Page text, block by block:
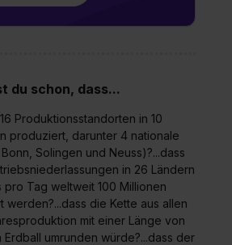
du schon, dass...
Produktionsstandorten in 10
produziert, darunter 4 nationale
Solingen und Neuss)?...dass
in 26 Ländern
pro Tag weltweit 100 Millionen
werden?...dass die Kette aus allen
mit einer Länge von
umrunden würde?...dass der